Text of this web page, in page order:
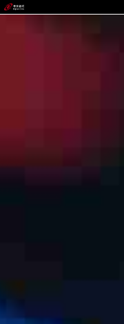
尊时凯龙人生就博